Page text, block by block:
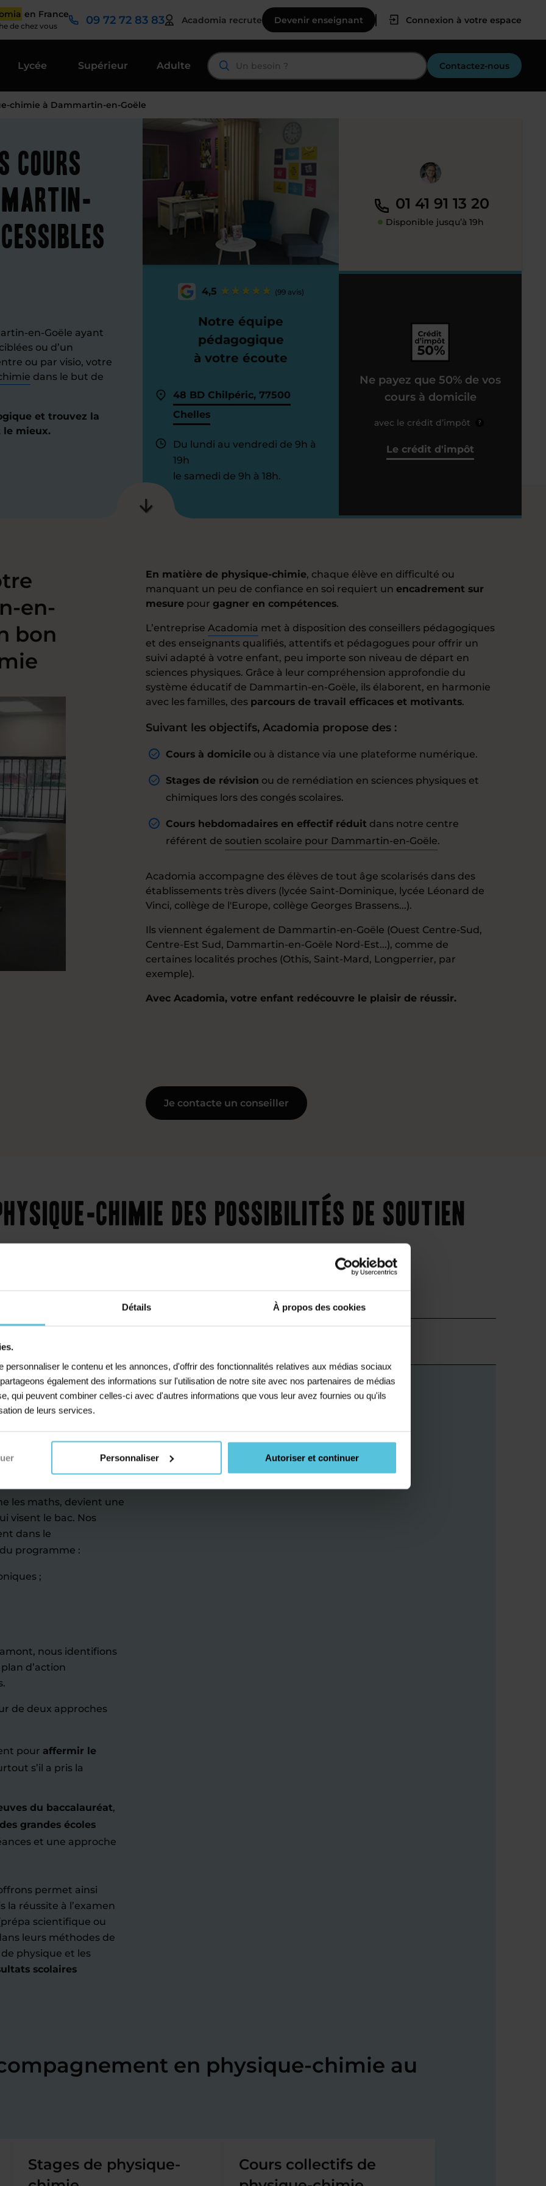
Détails À propos des cookies
personnaliser le contenu et les annonces, d'offrir des fonctionnalités relatives aux médias sociaux
également des informations sur l'utilisation de notre site avec nos partenaires de médias
qui peuvent combiner celles-ci avec d'autres informations que vous leur avez fournies ou qu'ils
de leurs services.
Personnaliser Autoriser et continuer
en France
de chez vous 09 72 72 83 83 Acadomia recrute Devenir enseignant Connexion à votre espace
Lycée Supérieur Adulte Contactez-nous
chimie à Dammartin-en-Goële
cours
en-Goële ayant
ou d’un
ou par visio, votre
dans le but de
et trouvez la
le mieux.
4,5 (99 avis)
Notre équipe
pédagogique
à votre écoute
48 BD Chilpéric, 77500
Chelles
Du lundi au vendredi de 9h à
19h
le samedi de 9h à 18h.
01 41 91 13 20
Disponible jusqu’à 19h
Ne payez que 50% de vos
cours à domicile
avec le crédit d’impôt ?
Le crédit d'impôt
en-
bon
En matière de physique-chimie, chaque élève en difficulté ou
manquant un peu de confiance en soi requiert un encadrement sur
mesure pour gagner en compétences.
L’entreprise Acadomia met à disposition des conseillers pédagogiques
et des enseignants qualifiés, attentifs et pédagogues pour offrir un
suivi adapté à votre enfant, peu importe son niveau de départ en
sciences physiques. Grâce à leur compréhension approfondie du
système éducatif de Dammartin-en-Goële, ils élaborent, en harmonie
avec les familles, des parcours de travail efficaces et motivants.
Suivant les objectifs, Acadomia propose des :
Cours à domicile ou à distance via une plateforme numérique.
Stages de révision ou de remédiation en sciences physiques et
chimiques lors des congés scolaires.
Cours hebdomadaires en effectif réduit dans notre centre
référent de soutien scolaire pour Dammartin-en-Goële.
Acadomia accompagne des élèves de tout âge scolarisés dans des
établissements très divers (lycée Saint-Dominique, lycée Léonard de
Vinci, collège de l'Europe, collège Georges Brassens...).
Ils viennent également de Dammartin-en-Goële (Ouest Centre-Sud,
Centre-Est Sud, Dammartin-en-Goële Nord-Est...), comme de
certaines localités proches (Othis, Saint-Mard, Longperrier, par
exemple).
Avec Acadomia, votre enfant redécouvre le plaisir de réussir.
Je contacte un conseiller
chimie des possibilités de soutien
chimie
sa
les maths, devient une
visent le bac. Nos
dans le
programme :
;
nous identifions
d’action
de deux approches
pour affermir le
s’il a pris la
du baccalauréat,
grandes écoles
et une approche
permet ainsi
la réussite à l’examen
scientifique ou
leurs méthodes de
physique et les
scolaires
en physique-chimie au
Stages de physique-
Cours collectifs de